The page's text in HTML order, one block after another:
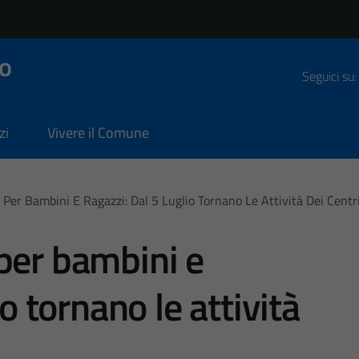
Seguici su:
Vivere il Comune
Per Bambini E Ragazzi: Dal 5 Luglio Tornano Le Attività Dei
bambini e
tornano le attività